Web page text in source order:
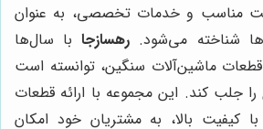
مناسب و خدمات تخصصی، به عنوان
شناخته می‌شود. رهسازجابا سال‌ها
قطعات ماشین‌آلات سنگین، توانسته است
را جلب کند. این مجموعه با ارائه قطعات
بالا، به مشتریان خود امکان